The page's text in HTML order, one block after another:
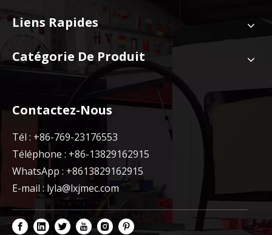
Liens Rapides
Catégorie De Produit
Contactez-Nous
Tél : +86-769-23176553
Téléphone : +86-13829162915
WhatsApp : +8613829162915
E-mail : lyla@lxjmec.com